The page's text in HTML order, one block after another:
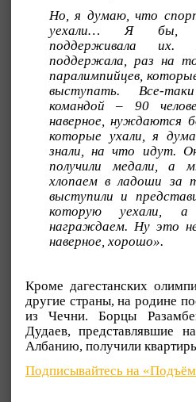
Но, я думаю, что
уехали… Я бы,
поддерживала
поддержала, раз на
паралимпийцев,
выступать. Все-
командой – 90
наверное, нуждаются
которые ухали, я
знали, на что идут.
получили медали, а
хлопаем в ладоши за
выступили и
которую
награждаем. Ну это
наверное, хорошо».
Кроме дагестанских
другие страны, на родине
из Чечни. Борцы
Дудаев, представлявшие
Албанию, получили
Подписывайтесь на